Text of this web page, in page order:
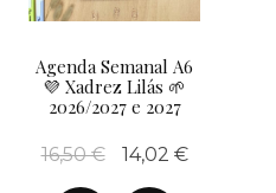
Agenda Semanal A6
💜 Xadrez Lilás 🌱
2026/2027 e 2027
16,50 € 14,02 €